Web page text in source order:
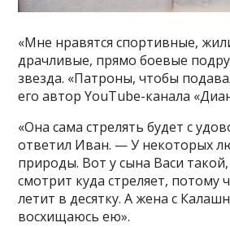
«Мне нравятся спортивные,
драчливые, прямо боевые
звезда. «Патроны, чтобы
его автор YouTube-канала
«Она сама стрелять будет с
ответил Иван. — У некоторых
природы. Вот у сына Васи
смотрит куда стреляет, потому
летит в десятку. А жена с
восхищаюсь ею».